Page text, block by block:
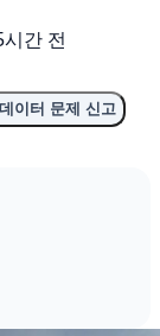
간 전
데이터 문제 신고